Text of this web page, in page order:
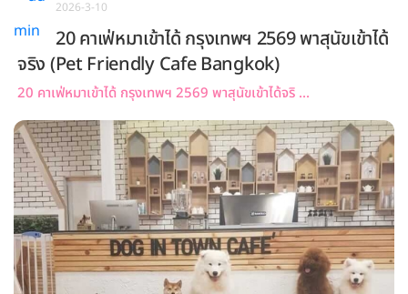
2026-3-10
20 คาเฟ่หมาเข้าได้ กรุงเทพฯ 2569 พาสุนัขเข้าได้
จริง (Pet Friendly Cafe Bangkok)
20 คาเฟ่หมาเข้าได้ กรุงเทพฯ 2569 พาสุนัขเข้าได้จริ ...